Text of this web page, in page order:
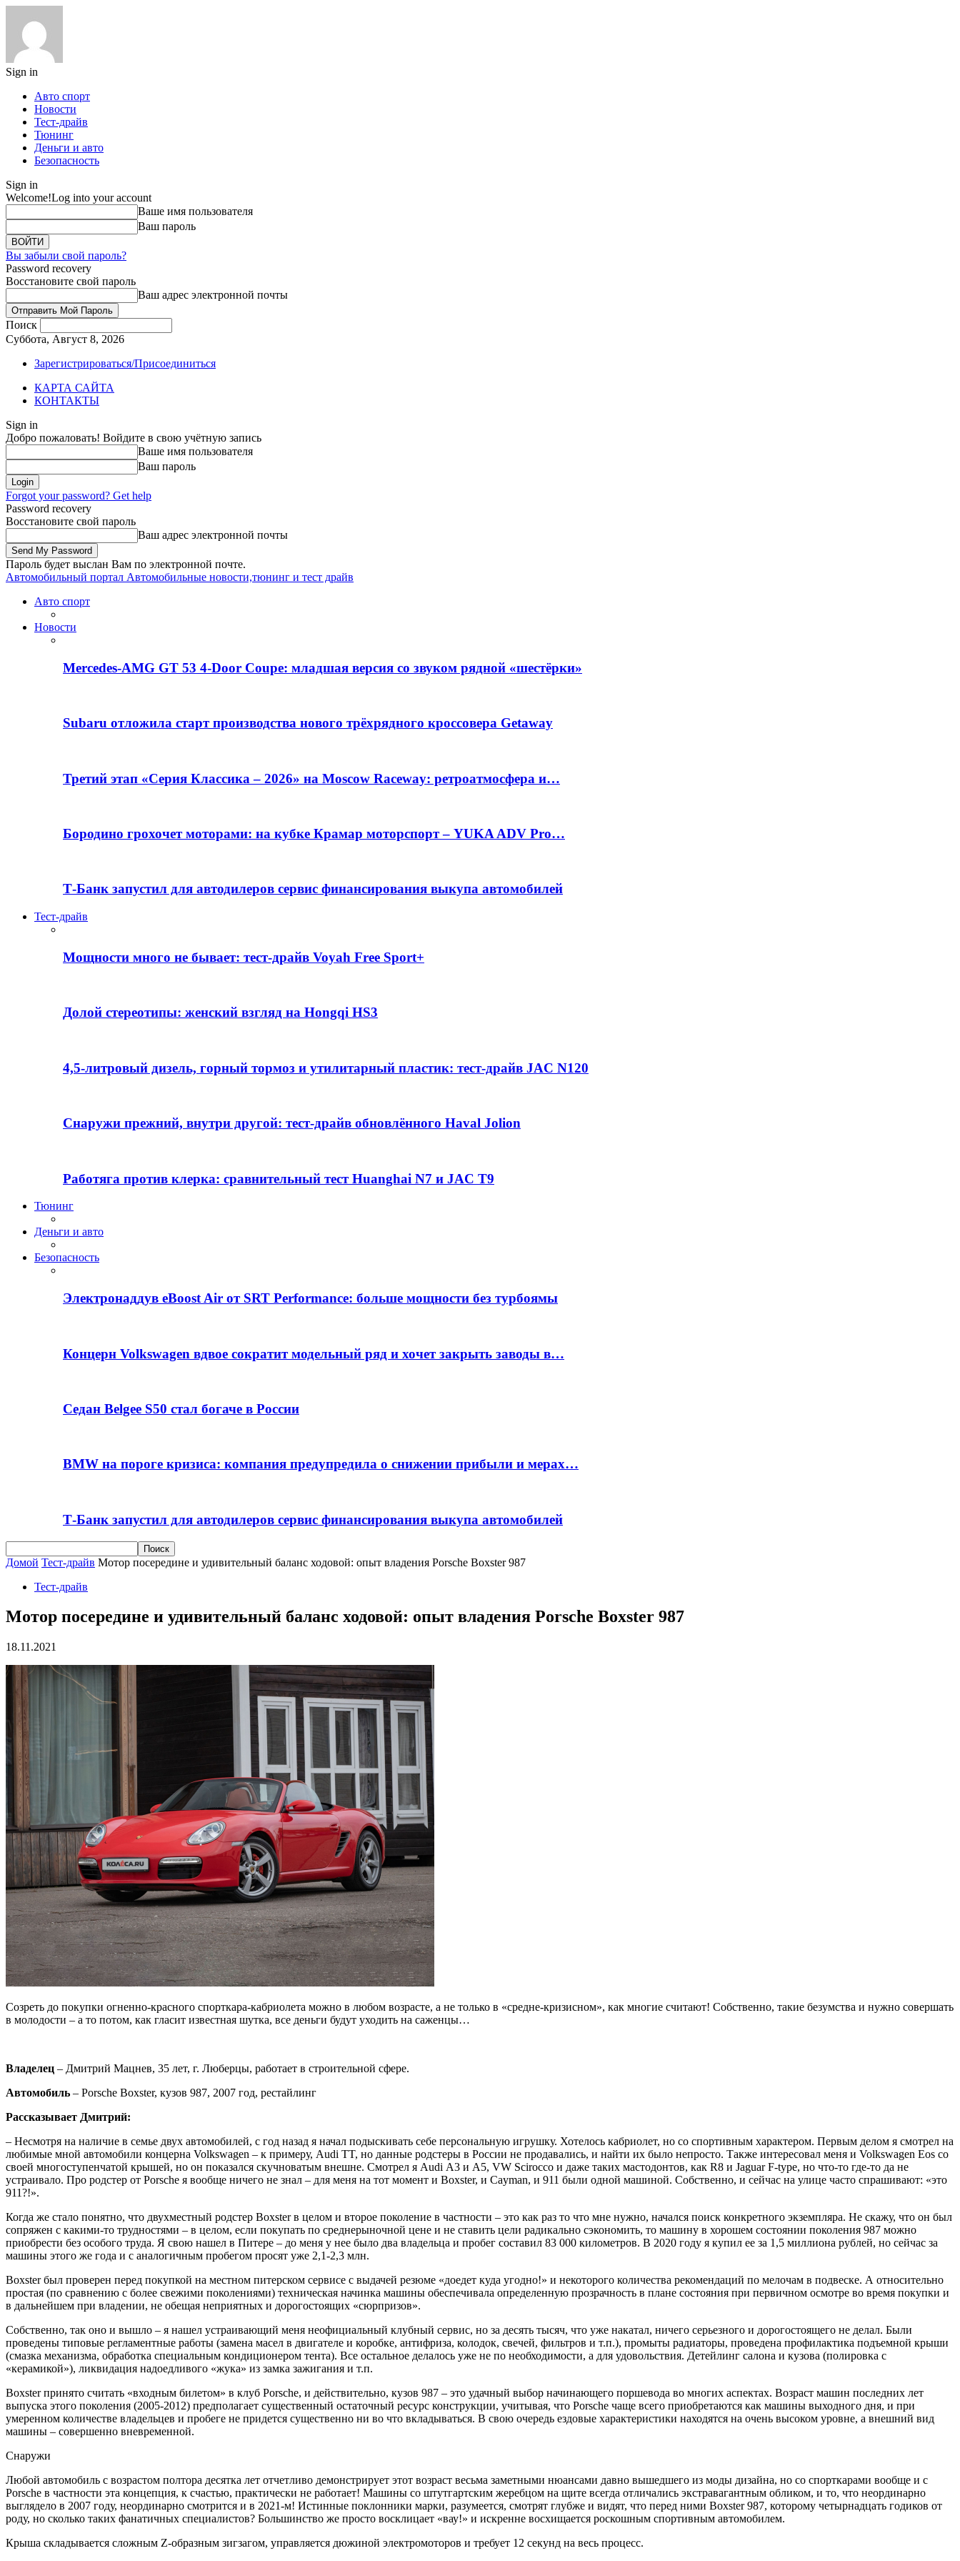
Sign in
Авто спорт
Новости
Тест-драйв
Тюнинг
Деньги и авто
Безопасность
Sign in
Welcome!Log into your account
Ваше имя пользователя
Ваш пароль
Вы забыли свой пароль?
Password recovery
Восстановите свой пароль
Ваш адрес электронной почты
Поиск
Суббота, Август 8, 2026
Зарегистрироваться/Присоединиться
КАРТА САЙТА
КОНТАКТЫ
Sign in
Добро пожаловать! Войдите в свою учётную запись
Ваше имя пользователя
Ваш пароль
Forgot your password? Get help
Password recovery
Восстановите свой пароль
Ваш адрес электронной почты
Пароль будет выслан Вам по электронной почте.
Автомобильный портал Автомобильные новости,тюнинг и тест драйв
Авто спорт
Новости
Mercedes-AMG GT 53 4-Door Coupe: младшая версия со звуком рядной «шестёрки»
Subaru отложила старт производства нового трёхрядного кроссовера Getaway
Третий этап «Серия Классика – 2026» на Moscow Raceway: ретроатмосфера и…
Бородино грохочет моторами: на кубке Крамар моторспорт – YUKA ADV Pro…
Т-Банк запустил для автодилеров сервис финансирования выкупа автомобилей
Тест-драйв
Мощности много не бывает: тест-драйв Voyah Free Sport+
Долой стереотипы: женский взгляд на Hongqi HS3
4,5-литровый дизель, горный тормоз и утилитарный пластик: тест-драйв JAC N120
Снаружи прежний, внутри другой: тест-драйв обновлённого Haval Jolion
Работяга против клерка: сравнительный тест Huanghai N7 и JAC T9
Тюнинг
Деньги и авто
Безопасность
Электронаддув eBoost Air от SRT Performance: больше мощности без турбоямы
Концерн Volkswagen вдвое сократит модельный ряд и хочет закрыть заводы в…
Седан Belgee S50 стал богаче в России
BMW на пороге кризиса: компания предупредила о снижении прибыли и мерах…
Т-Банк запустил для автодилеров сервис финансирования выкупа автомобилей
Домой Тест-драйв Мотор посередине и удивительный баланс ходовой: опыт владения Porsche Boxster 987
Тест-драйв
Мотор посередине и удивительный баланс ходовой: опыт владения Porsche Boxster 987
18.11.2021
Созреть до покупки огненно-красного спорткара-кабриолета можно в любом возрасте, а не только в «средне-кризисном», как многие считают! Собственно, такие безумства и нужно совершать
в молодости – а то потом, как гласит известная шутка, все деньги будут уходить на саженцы…
Владелец – Дмитрий Мацнев, 35 лет, г. Люберцы, работает в строительной сфере.
Автомобиль – Porsche Boxster, кузов 987, 2007 год, рестайлинг
Рассказывает Дмитрий:
– Несмотря на наличие в семье двух автомобилей, с год назад я начал подыскивать себе персональную игрушку. Хотелось кабриолет, но со спортивным характером. Первым делом я смотрел на
любимые мной автомобили концерна Volkswagen – к примеру, Audi TT, но данные родстеры в России не продавались, и найти их было непросто. Также интересовал меня и Volkswagen Eos со
своей многоступенчатой крышей, но он показался скучноватым внешне. Смотрел я Audi А3 и А5, VW Scirocco и даже таких мастодонтов, как R8 и Jaguar F-type, но что-то где-то да не
устраивало. Про родстер от Porsche я вообще ничего не знал – для меня на тот момент и Boxster, и Cayman, и 911 были одной машиной. Собственно, и сейчас на улице часто спрашивают: «это
911?!».
Когда же стало понятно, что двухместный родстер Boxster в целом и второе поколение в частности – это как раз то что мне нужно, начался поиск конкретного экземпляра. Не скажу, что он был
сопряжен с какими-то трудностями – в целом, если покупать по среднерыночной цене и не ставить цели радикально сэкономить, то машину в хорошем состоянии поколения 987 можно
приобрести без особого труда. Я свою нашел в Питере – до меня у нее было два владельца и пробег составил 83 000 километров. В 2020 году я купил ее за 1,5 миллиона рублей, но сейчас за
машины этого же года и с аналогичным пробегом просят уже 2,1-2,3 млн.
Boxster был проверен перед покупкой на местном питерском сервисе с выдачей резюме «доедет куда угодно!» и некоторого количества рекомендаций по мелочам в подвеске. А относительно
простая (по сравнению с более свежими поколениями) техническая начинка машины обеспечивала определенную прозрачность в плане состояния при первичном осмотре во время покупки и
в дальнейшем при владении, не обещая неприятных и дорогостоящих «сюрпризов».
Собственно, так оно и вышло – я нашел устраивающий меня неофициальный клубный сервис, но за десять тысяч, что уже накатал, ничего серьезного и дорогостоящего не делал. Были
проведены типовые регламентные работы (замена масел в двигателе и коробке, антифриза, колодок, свечей, фильтров и т.п.), промыты радиаторы, проведена профилактика подъемной крыши
(смазка механизма, обработка специальным кондиционером тента). Все остальное делалось уже не по необходимости, а для удовольствия. Детейлинг салона и кузова (полировка с
«керамикой»), ликвидация надоедливого «жука» из замка зажигания и т.п.
Boxster принято считать «входным билетом» в клуб Porsche, и действительно, кузов 987 – это удачный выбор начинающего поршевода во многих аспектах. Возраст машин последних лет
выпуска этого поколения (2005-2012) предполагает существенный остаточный ресурс конструкции, учитывая, что Porsche чаще всего приобретаются как машины выходного дня, и при
умеренном количестве владельцев и пробеге не придется существенно ни во что вкладываться. В свою очередь ездовые характеристики находятся на очень высоком уровне, а внешний вид
машины – совершенно вневременной.
Снаружи
Любой автомобиль с возрастом полтора десятка лет отчетливо демонстрирует этот возраст весьма заметными нюансами давно вышедшего из моды дизайна, но со спорткарами вообще и с
Porsche в частности эта концепция, к счастью, практически не работает! Машины со штутгартским жеребцом на щите всегда отличались экстравагантным обликом, и то, что неординарно
выглядело в 2007 году, неординарно смотрится и в 2021-м! Истинные поклонники марки, разумеется, смотрят глубже и видят, что перед ними Boxster 987, которому четырнадцать годиков от
роду, но сколько таких фанатичных специалистов? Большинство же просто восклицает «вау!» и искренне восхищается роскошным спортивным автомобилем.
Крыша складывается сложным Z-образным зигзагом, управляется дюжиной электромоторов и требует 12 секунд на весь процесс.